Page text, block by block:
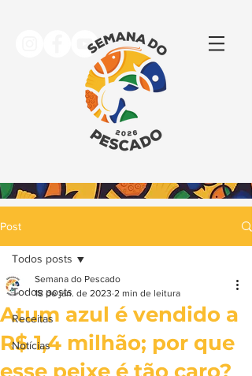
Post
Todos posts
Receitas
Notícias
Todos posts
Atum azul é vendido a
R$ 1,4 milhão; por que
Semana do Pescado
18 de jan. de 2023 2 min de leitura